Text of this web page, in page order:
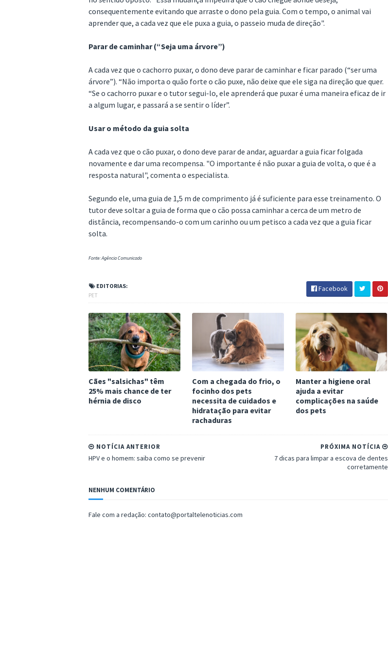
consequentemente evitando que arraste o dono pela guia. Com o tempo, o animal vai
aprender que, a cada vez que ele puxa a guia, o passeio muda de direção".
Parar de caminhar (“Seja uma árvore”)
A cada vez que o cachorro puxar, o dono deve parar de caminhar e ficar parado (“ser uma
árvore”). “Não importa o quão forte o cão puxe, não deixe que ele siga na direção que quer.
“Se o cachorro puxar e o tutor segui-lo, ele aprenderá que puxar é uma maneira eficaz de ir
a algum lugar, e passará a se sentir o líder”.
Usar o método da guia solta
A cada vez que o cão puxar, o dono deve parar de andar, aguardar a guia ficar folgada
novamente e dar uma recompensa. "O importante é não puxar a guia de volta, o que é a
resposta natural", comenta o especialista.
Segundo ele, uma guia de 1,5 m de comprimento já é suficiente para esse treinamento. O
tutor deve soltar a guia de forma que o cão possa caminhar a cerca de um metro de
distância, recompensando-o com um carinho ou um petisco a cada vez que a guia ficar
solta.
Fonte: Agência Comunicado
EDITORIAS:
PET
Facebook
Cães "salsichas" têm
25% mais chance de ter
hérnia de disco
Com a chegada do frio, o
focinho dos pets
necessita de cuidados e
hidratação para evitar
rachaduras
Manter a higiene oral
ajuda a evitar
complicações na saúde
dos pets
PRÓXIMA NOTÍCIA
7 dicas para limpar a escova de dentes
corretamente
NOTÍCIA ANTERIOR
HPV e o homem: saiba como se prevenir
NENHUM COMENTÁRIO
Fale com a redação: contato@portaltelenoticias.com